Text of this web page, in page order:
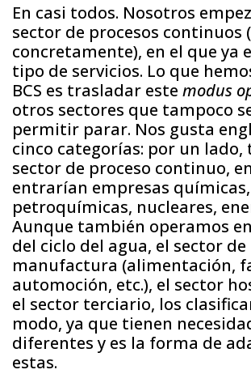
En casi todos. Nosotros
sector de procesos continuos (
concretamente), en el que ya
tipo de servicios. Lo que
BCS es trasladar este modus
otros sectores que tampoco
permitir parar. Nos gusta
cinco categorías: por un lado,
sector de proceso continuo,
entrarían empresas químicas,
petroquímicas, nucleares,
Aunque también operamos
del ciclo del agua, el sector de
manufactura (alimentación,
automoción, etc.), el sector
el sector terciario, los
modo, ya que tienen
diferentes y es la forma de
estas.